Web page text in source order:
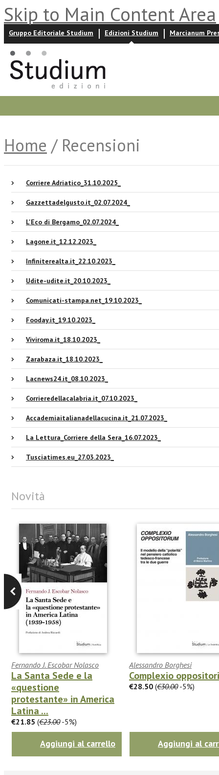
Skip to Main Content Area
Gruppo Editoriale Studium Edizioni Studium Marcianum
Home / Recensioni
Corriere Adriatico_31.10.2025_
Gazzettadelgusto.it_02.07.2024_
L'Eco di Bergamo_02.07.2024_
Lagone.it_12.12.2023_
Infiniterealta.it_22.10.2023_
Udite-udite.it_20.10.2023_
Comunicati-stampa.net_19.10.2023_
Fooday.it_19.10.2023_
Viviroma.it_18.10.2023_
Zarabaza.it_18.10.2023_
Lacnews24.it_08.10.2023_
Corrieredellacalabria.it_07.10.2023_
Accademiaitalianadellacucina.it_21.07.2023_
La Lettura_Corriere della Sera_16.07.2023_
Tusciatimes.eu_27.03.2023_
Novità
Fernando J. Escobar Nolasco
La Santa Sede e la
«questione
protestante» in America
Latina ...
€21.85 (€23.00-5%)
Aggiungi al carrello
Alessandro Borghesi
Complexio
€28.50 (€30.00-5%)
Aggiungi al